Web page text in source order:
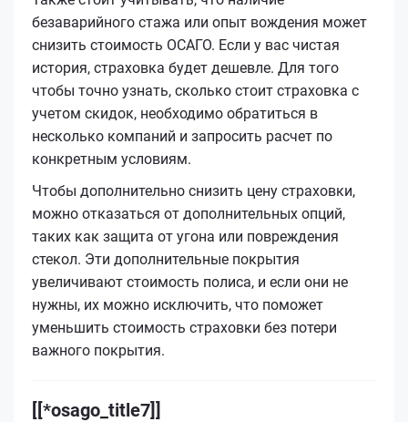
безаварийного стажа или опыт вождения может
снизить стоимость ОСАГО. Если у вас чистая
история, страховка будет дешевле. Для того
чтобы точно узнать, сколько стоит страховка с
учетом скидок, необходимо обратиться в
несколько компаний и запросить расчет по
конкретным условиям.
Чтобы дополнительно снизить цену страховки,
можно отказаться от дополнительных опций,
таких как защита от угона или повреждения
стекол. Эти дополнительные покрытия
увеличивают стоимость полиса, и если они не
нужны, их можно исключить, что поможет
уменьшить стоимость страховки без потери
важного покрытия.
[[*osago_title7]]